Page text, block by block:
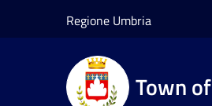
Regione Umbria
Town of